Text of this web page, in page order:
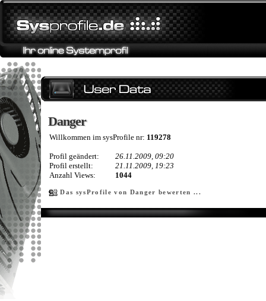
Danger
Danger
Willkommen im sysProfile nr: 119278
Profil geändert:
26.11.2009, 09:20
Profil erstellt:
21.11.2009, 19:23
Anzahl Views:
1044
Das sysProfile von Danger bewerten ...